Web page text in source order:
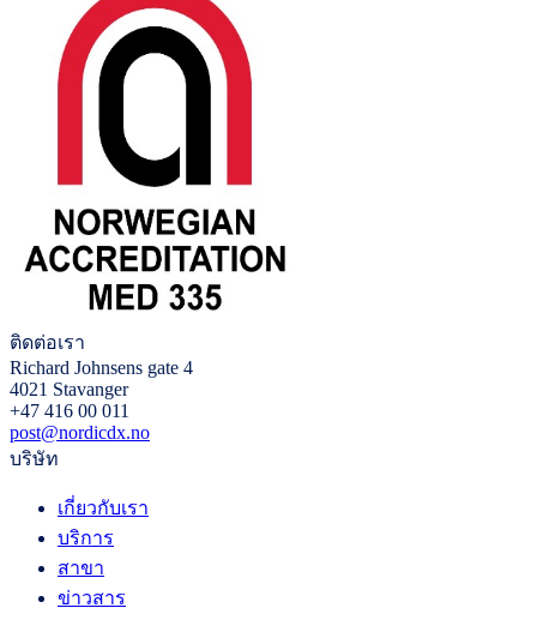
ติดต่อเรา
Richard Johnsens gate 4
4021 Stavanger
+47 416 00 011
post@nordicdx.no
บริษัท
เกี่ยวกับเรา
บริการ
สาขา
ข่าวสาร